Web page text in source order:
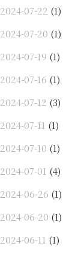
2024-07-22 (1)
2024-07-20 (1)
2024-07-19 (1)
2024-07-16 (1)
2024-07-12 (3)
2024-07-11 (1)
2024-07-10 (1)
2024-07-01 (4)
2024-06-26 (1)
2024-06-20 (1)
2024-06-11 (1)